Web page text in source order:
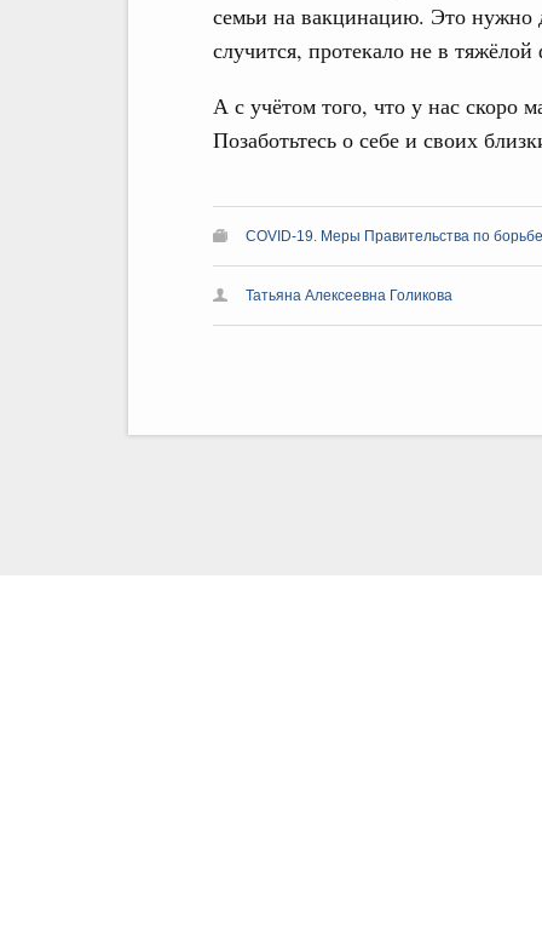
семьи на вакцинацию. Это нужно
случится, протекало не в
А с учётом того, что у нас скоро
Позаботьтесь о себе и своих
COVID-19. Меры Правительства по
Татьяна Алексеевна Голикова